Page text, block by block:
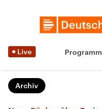
Live Programm
Archiv